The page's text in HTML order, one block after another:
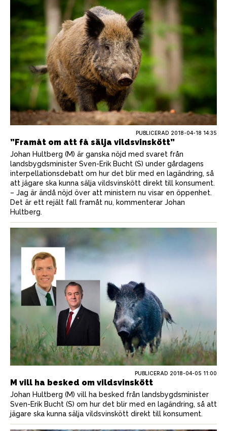
PUBLICERAD 2018-04-18 14:35
”Framåt om att få sälja vildsvinskött”
Johan Hultberg (M) är ganska nöjd med svaret från
landsbygdsminister Sven-Erik Bucht (S) under gårdagens
interpellationsdebatt om hur det blir med en lagändring, så
att jägare ska kunna sälja vildsvinskött direkt till konsument.
– Jag är ändå nöjd över att ministern nu visar en öppenhet.
Det är ett rejält fall framåt nu, kommenterar Johan
Hultberg.
PUBLICERAD 2018-04-05 11:00
M vill ha besked om vildsvinskött
Johan Hultberg (M) vill ha besked från landsbygdsminister
Sven-Erik Bucht (S) om hur det blir med en lagändring, så att
jägare ska kunna sälja vildsvinskött direkt till konsument.